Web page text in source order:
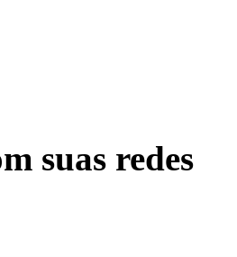
suas redes